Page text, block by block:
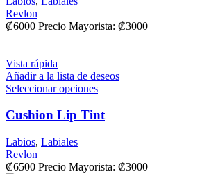
Revlon
₡6000 Precio Mayorista: ₡3000
Vista rápida
Añadir a la lista de deseos
Seleccionar opciones
Cushion Lip Tint
Labios, Labiales
Revlon
₡6500 Precio Mayorista: ₡3000